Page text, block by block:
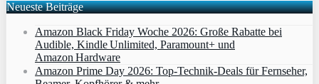
Neueste Beiträge
Amazon Black Friday Woche 2026: Große Rabatte bei
Audible, Kindle Unlimited, Paramount+ und
Amazon Hardware
Amazon Prime Day 2026: Top-Technik-Deals für Fernseher,